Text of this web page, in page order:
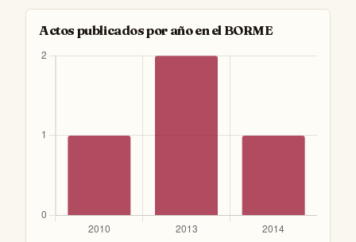
Actos publicados por año en el BORME